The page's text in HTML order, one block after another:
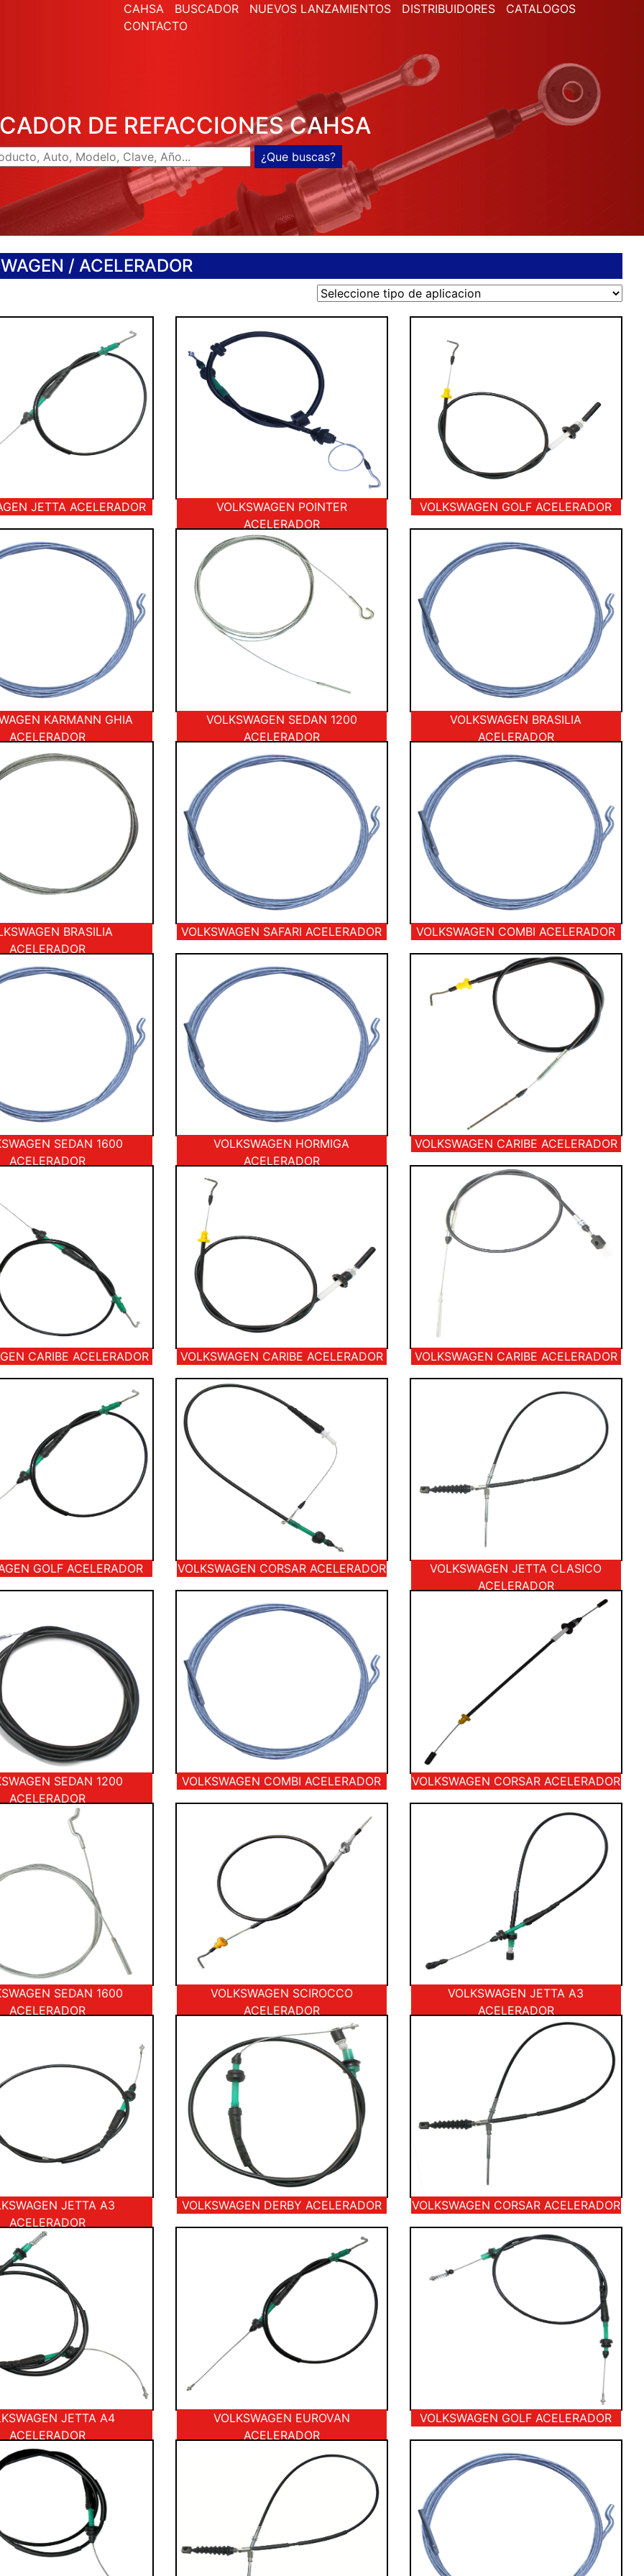
CAHSA BUSCADOR NUEVOS LANZAMIENTOS DISTRIBUIDORES
CATALOGOS
CONTACTO
DE REFACCIONES CAHSA
/ ACELERADOR
JETTA ACELERADOR
VOLKSWAGEN POINTER
ACELERADOR
VOLKSWAGEN GOLF ACELERADOR
KARMANN GHIA
ACELERADOR
VOLKSWAGEN SEDAN 1200
ACELERADOR
VOLKSWAGEN BRASILIA
ACELERADOR
BRASILIA
ACELERADOR
VOLKSWAGEN SAFARI ACELERADOR VOLKSWAGEN COMBI ACELERADOR
SEDAN 1600
ACELERADOR
VOLKSWAGEN HORMIGA
ACELERADOR
VOLKSWAGEN CARIBE ACELERADOR
CARIBE ACELERADOR VOLKSWAGEN CARIBE ACELERADOR VOLKSWAGEN CARIBE ACELERADOR
GOLF ACELERADOR VOLKSWAGEN CORSAR ACELERADOR
VOLKSWAGEN JETTA CLASICO
ACELERADOR
SEDAN 1200
ACELERADOR
VOLKSWAGEN COMBI ACELERADOR VOLKSWAGEN CORSAR ACELERADOR
SEDAN 1600
ACELERADOR
VOLKSWAGEN SCIROCCO
ACELERADOR
VOLKSWAGEN JETTA A3
ACELERADOR
JETTA A3
ACELERADOR
VOLKSWAGEN DERBY ACELERADOR VOLKSWAGEN CORSAR ACELERADOR
JETTA A4
ACELERADOR
VOLKSWAGEN EUROVAN
ACELERADOR
VOLKSWAGEN GOLF ACELERADOR